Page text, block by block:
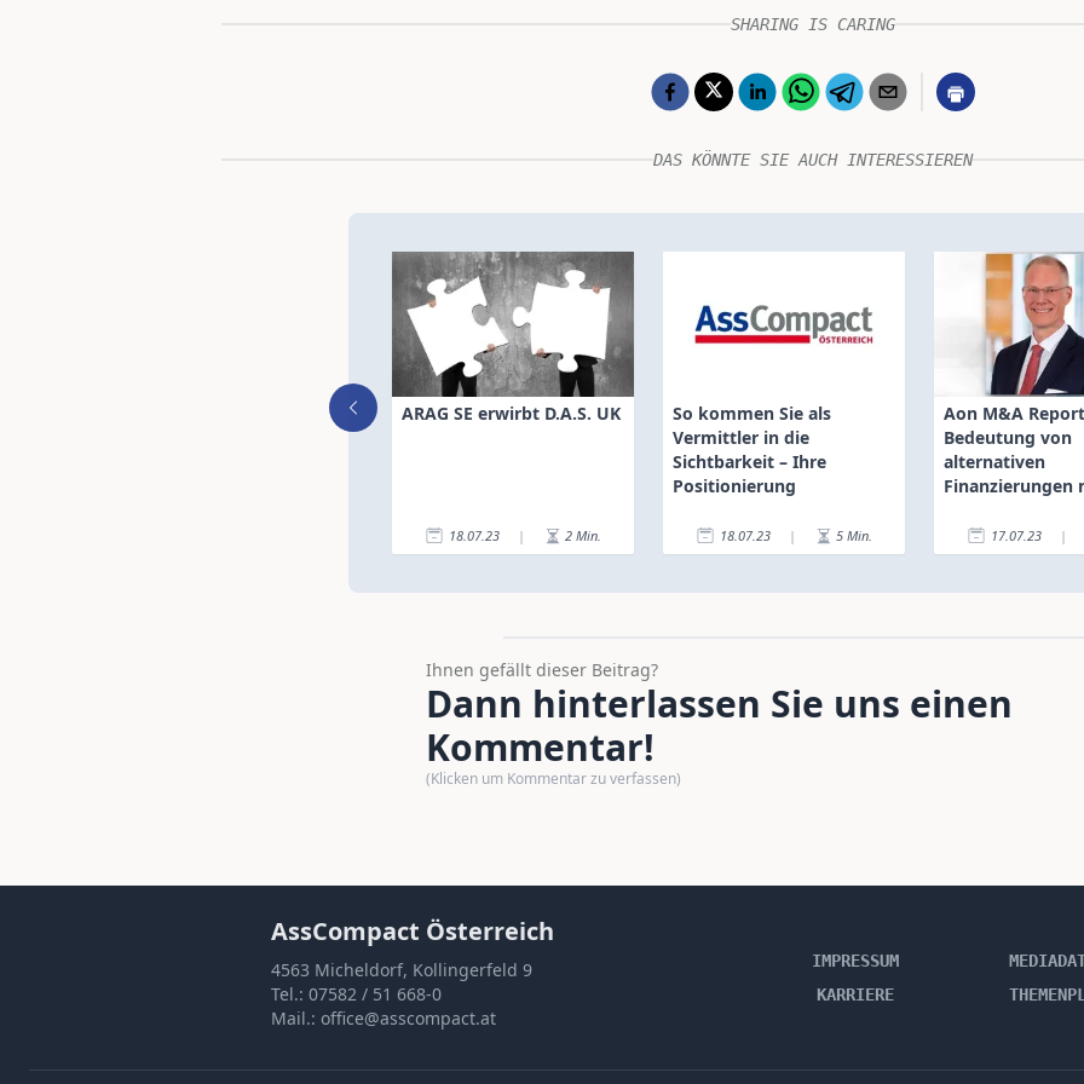
SHARING IS CARING
DAS KÖNNTE SIE AUCH INTERESSIEREN
ARAG SE erwirbt D.A.S. UK
18.07.23 | 2 Min.
So kommen Sie als
Vermittler in die
Sichtbarkeit – Ihre
Positionierung
18.07.23 | 5 Min.
Aon M&A
Bedeutung von
alternativen
Finanzierungen
17.07.23 |
Ihnen gefällt dieser Beitrag?
Dann hinterlassen Sie uns einen
Kommentar!
(Klicken um Kommentar zu verfassen)
AssCompact Österreich
4563 Micheldorf, Kollingerfeld 9
Tel.: 07582 / 51 668-0
Mail.: office@asscompact.at
IMPRESSUM
KARRIERE